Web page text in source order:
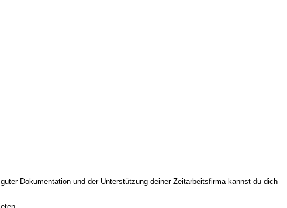
Dokumentation und der Unterstützung deiner Zeitarbeitsfirma kannst du dich